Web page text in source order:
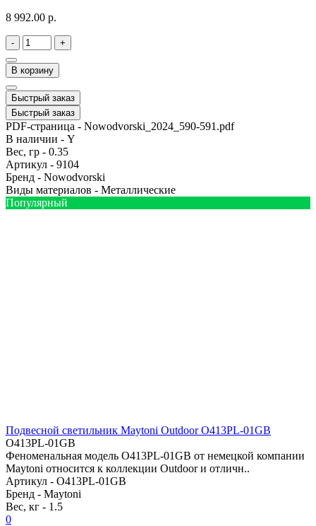
8 992.00 р.
- +
В корзину
Быстрый заказ
Быстрый заказ
PDF-страница - Nowodvorski_2024_590-591.pdf
В наличии - Y
Вес, гр - 0.35
Артикул - 9104
Бренд - Nowodvorski
Виды материалов - Металлические
Популярный
Подвесной светильник Maytoni Outdoor O413PL-01GB
O413PL-01GB
Феноменальная модель O413PL-01GB от немецкой компании
Maytoni относится к коллекции Outdoor и отличн..
Артикул - O413PL-01GB
Бренд - Maytoni
Вес, кг - 1.5
0